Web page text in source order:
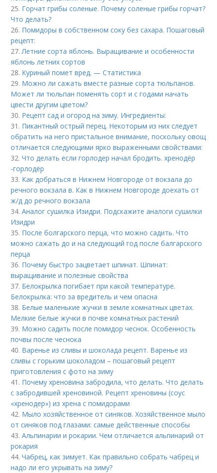
25. Горчат грибы соленые. Почему соленые грибы горчат?
Что делать?
26. Помидоры в собственном соку без сахара. Пошаговый
рецепт:
27.Летние сорта яблонь. Выращивание и особенности
яблонь летних сортов
28. Куриный помет вред. — Статистика
29. Можно ли сажать вместе разные сорта тюльпанов.
Может ли тюльпан поменять сорт и с годами начать
цвести другим цветом?
30. Рецепт сад и огород на зиму. Ингредиенты:
31. Пикантный острый перец. Некоторым из них следует
обратить на него пристальное внимание, поскольку овощ
отличается следующими ярко выраженными свойствами:
32.Что делать если горлодер начал бродить. хренодёр
-горлодёр
33. Как добраться в Нижнем Новгороде от вокзала до
речного вокзала в. Как в Нижнем Новгороде доехать от
ж/д до речного вокзала
34.Аналог сушилка Изидри. Подскажите аналоги сушилки
Изидри
35. После болгарского перца, что можно садить. Что
можно сажать до и на следующий год после балгарского
перца
36. Почему быстро зацветает шпинат. Шпинат:
выращивание и полезные свойства
37. Белокрылка погибает при какой температуре.
Белокрылка: что за вредитель и чем опасна
38. Белые маленькие жучки в земле комнатных цветах.
Мелкие белые жучки в почве комнатных растений
39. Можно садить после помидор чеснок. Особенность
почвы после чеснока
40. Варенье из сливы и шоколада рецепт. Варенье из
сливы с горьким шоколадом – пошаговый рецепт
приготовления с фото на зиму
41. Почему хреновина забродила, что делать. Что делать
с забродившей хреновиной. Рецепт хреновины (соус
«хренодер») из хрена с помидорами
42. Мыло хозяйственное от синяков. Хозяйственное мыло
от синяков под глазами: самые действенные способы
43.Альпинарии и рокарии. Чем отличается альпинарий от
рокария
44.Чабрец, как зимует. Как правильно собрать чабрец и
надо ли его укрывать на зиму?